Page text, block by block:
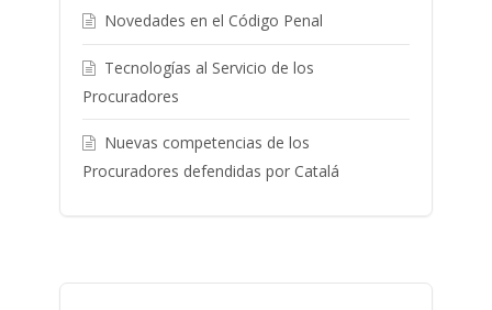
Novedades en el Código Penal
Tecnologías al Servicio de los
Procuradores
Nuevas competencias de los
Procuradores defendidas por Catalá